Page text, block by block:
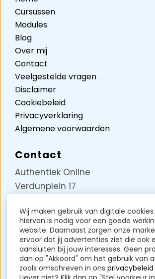
Cursussen
Modules
Blog
Over mij
Contact
Veelgestelde vragen
Disclaimer
Cookiebeleid
Privacyverklaring
Algemene voorwaarden
Contact
Authentiek Online
Verdunplein 17
5627 SZ Eindhoven
KVK-nummer: 85258717
BTW-nummer: NL004071191B37
Contact?Klik hier
Wij maken gebruik van digitale
hiervan is nodig voor een goede
website. Daarnaast zorgen onze
ervoor dat jij advertenties ziet die ook
aansluiten bij jouw interesses. Geen
dan op "Akkoord" om het gebruik van
zoals omschreven in ons privacybeleid